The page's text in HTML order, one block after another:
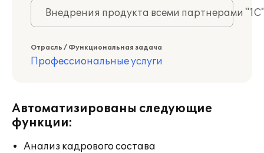
Внедрения продукта всеми партнерами
Отрасль / Функциональная задача
Профессиональные услуги
Автоматизированы следующие
функции:
Анализ кадрового состава